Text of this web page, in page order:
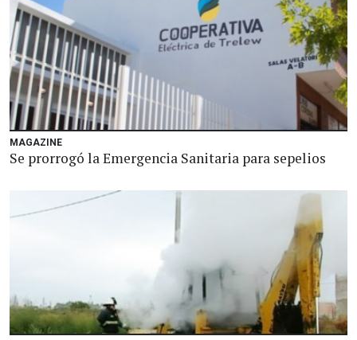
MAGAZINE
Se prorrogó la Emergencia Sanitaria para sepelios